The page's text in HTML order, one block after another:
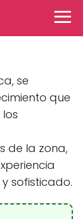
se
que
de la zona,
sofisticado.